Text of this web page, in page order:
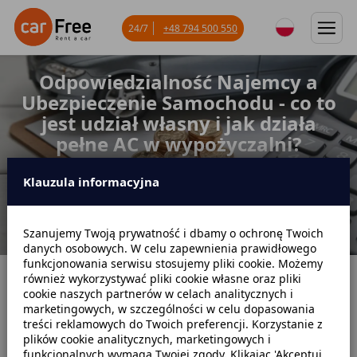
Odpowiedzialność Najemcy a
Ubezpieczenie Samochodu - co to
jest udział własny i jak działa
pełne AC w wypożyczalni?
24/7 +48 794 500 550
Strona główna Blog
Poradniki dotyczące wynajmu
Odpowiedzialność Najemcy a Ubezpieczenie Samochodu - co to jest
udział własny i jak działa pełne AC w wypożyczalni?
Klauzula informacyjna
Szanujemy Twoją prywatność i dbamy o ochronę Twoich
danych osobowych. W celu zapewnienia prawidłowego
funkcjonowania serwisu stosujemy pliki cookie. Możemy
również wykorzystywać pliki cookie własne oraz pliki
cookie naszych partnerów w celach analitycznych i
marketingowych, w szczególności w celu dopasowania
treści reklamowych do Twoich preferencji. Korzystanie z
plików cookie analitycznych, marketingowych i